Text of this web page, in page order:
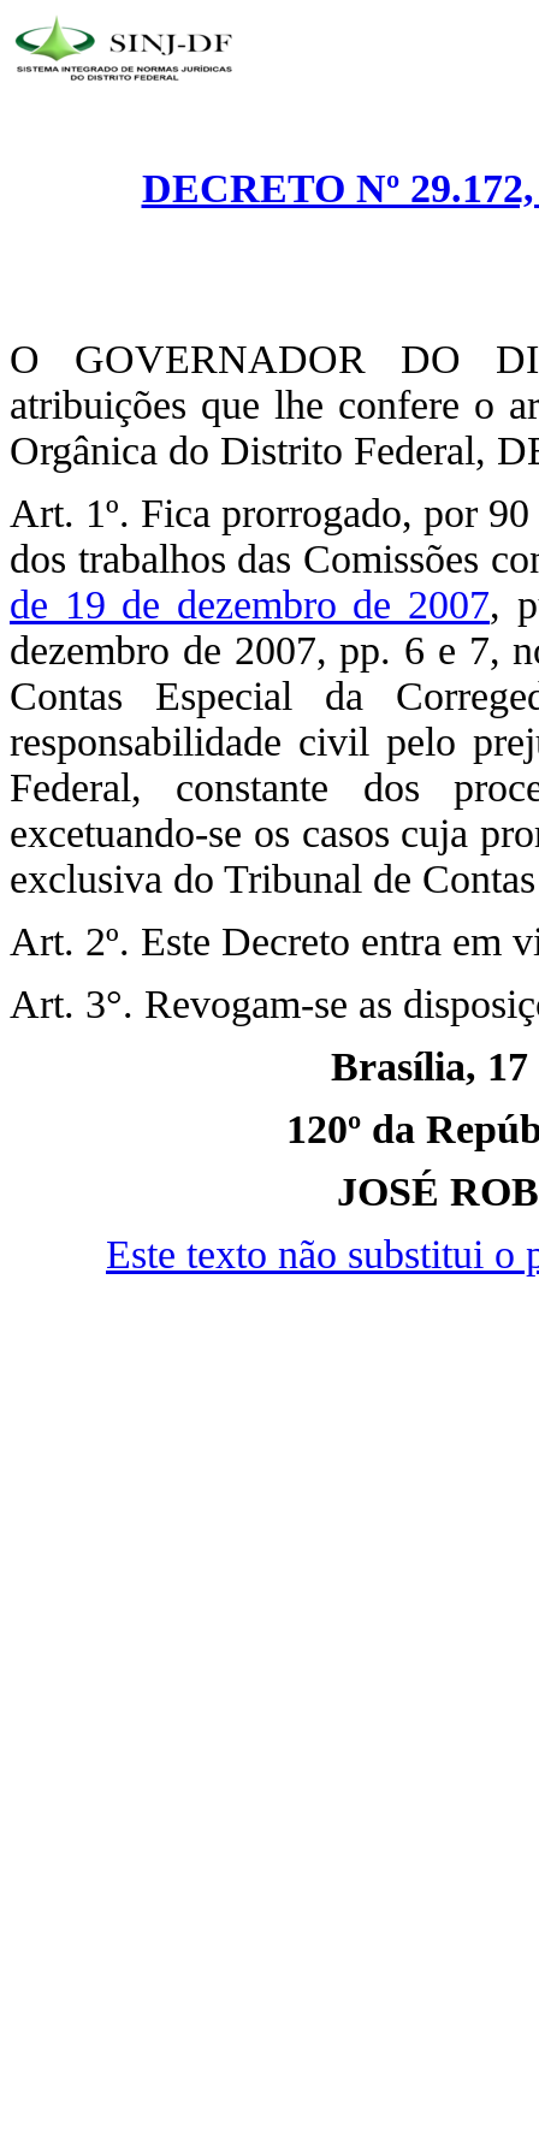
DECRETO Nº
O GOVERNADOR DO
atribuições que lhe confere o
Orgânica do Distrito Federal,
Art. 1º. Fica prorrogado, por
dos trabalhos das Comissões
de 19 de dezembro de 2007,
dezembro de 2007, pp. 6 e 7,
Contas Especial da
responsabilidade civil pelo
Federal, constante dos
excetuando-se os casos cuja
exclusiva do Tribunal de
Art. 2º. Este Decreto entra em
Art. 3°. Revogam-se as
Brasília, 17
120º da
JOSÉ
Este texto não substitui o